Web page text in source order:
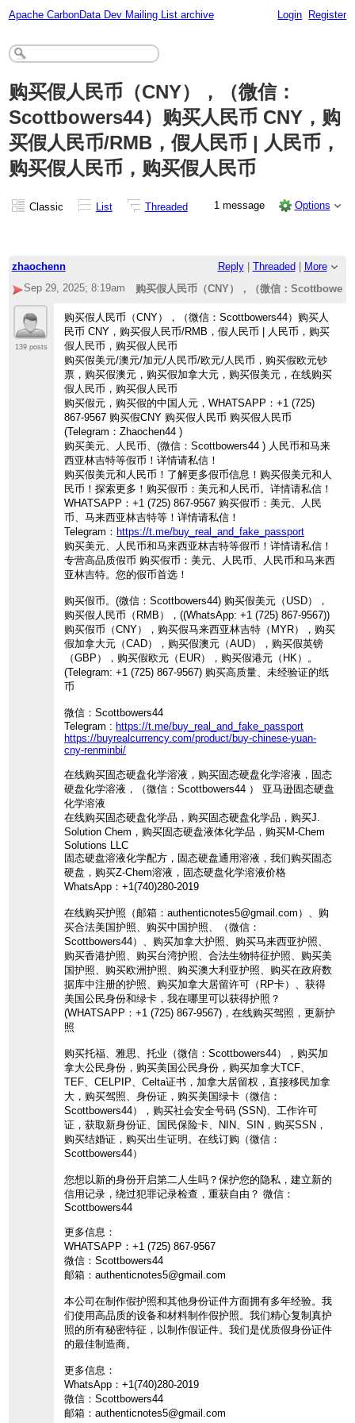
Apache CarbonData Dev Mailing List archive Login Register
购买假人民币（CNY），（微信：
Scottbowers44） 购买人民币 CNY，购
买假人民币/RMB，假人民币 | 人民币，
购买假人民币，购买假人民币
Classic List Threaded 1 message Options
zhaochenn Reply| Threaded
More
Sep 29, 2025; 8:19am
购买假人民币（CNY），（微信：
139 posts
购买假人民币（CNY），（微信：Scottbowers44）购买人
民币 CNY，购买假人民币/RMB，假人民币 | 人民币，购买
假人民币，购买假人民币
购买假美元/澳元/加元/人民币/欧元/人民币，购买假欧元钞
票，购买假澳元，购买假加拿大元，购买假美元，在线购买
假人民币，购买假人民币
购买假元，购买假的中国人元，WHATSAPP：+1 (725)
867-9567 购买假CNY 购买假人民币 购买假人民币
(Telegram：Zhaochen44 )
购买美元、人民币、(微信：Scottbowers44 ) 人民币和马来
西亚林吉特等假币！详情请私信！
购买假美元和人民币！了解更多假币信息！购买假美元和人
民币！探索更多！购买假币：美元和人民币。详情请私信！
WHATSAPP：+1 (725) 867-9567 购买假币：美元、人民
币、马来西亚林吉特等！详情请私信！
Telegram： https://t.me/buy_real_and_fake_passport
购买美元、人民币和马来西亚林吉特等假币！详情请私信！
专营高品质假币 购买假币：美元、人民币、人民币和马来西
亚林吉特。您的假币首选！
购买假币。(微信：Scottbowers44) 购买假美元（USD），
购买假人民币（RMB），((WhatsApp: +1 (725) 867-9567))
购买假币（CNY），购买假马来西亚林吉特（MYR），购买
假加拿大元（CAD），购买假澳元（AUD），购买假英镑
（GBP），购买假欧元（EUR），购买假港元（HK）。
(Telegram: +1 (725) 867-9567) 购买高质量、未经验证的纸
币
微信：Scottbowers44
Telegram : https://t.me/buy_real_and_fake_passport
https://buyrealcurrency.com/product/buy-chinese-yuan-
cny-renminbi/
在线购买固态硬盘化学溶液，购买固态硬盘化学溶液，固态
硬盘化学溶液，（微信：Scottbowers44 ） 亚马逊固态硬盘
化学溶液
在线购买固态硬盘化学品，购买固态硬盘化学品，购买J.
Solution Chem，购买固态硬盘液体化学品，购买M-Chem
Solutions LLC
固态硬盘溶液化学配方，固态硬盘通用溶液，我们购买固态
硬盘，购买Z-Chem溶液，固态硬盘化学溶液价格
WhatsApp：+1(740)280-2019
在线购买护照（邮箱：authenticnotes5@gmail.com）、购
买合法美国护照、购买中国护照、（微信：
Scottbowers44）、购买加拿大护照、购买马来西亚护照、
购买香港护照、购买台湾护照、合法生物特征护照、购买美
国护照、购买欧洲护照、购买澳大利亚护照、购买在政府数
据库中注册的护照、购买加拿大居留许可（RP卡）、获得
美国公民身份和绿卡，我在哪里可以获得护照？
(WHATSAPP：+1 (725) 867-9567)，在线购买驾照，更新护
照
购买托福、雅思、托业（微信：Scottbowers44），购买加
拿大公民身份，购买美国公民身份，购买加拿大TCF、
TEF、CELPIP、Celta证书，加拿大居留权，直接移民加拿
大，购买驾照、身份证，购买美国绿卡（微信：
Scottbowers44），购买社会安全号码 (SSN)、工作许可
证，获取新身份证、国民保险卡、NIN、SIN，购买SSN，
购买结婚证，购买出生证明。在线订购（微信：
Scottbowers44）
您想以新的身份开启第二人生吗？保护您的隐私，建立新的
信用记录，绕过犯罪记录检查，重获自由？ 微信：
Scottbowers44
更多信息：
WHATSAPP：+1 (725) 867-9567
微信：Scottbowers44
邮箱：authenticnotes5@gmail.com
本公司在制作假护照和其他身份证件方面拥有多年经验。我
们使用高品质的设备和材料制作假护照。我们精心复制真护
照的所有秘密特征，以制作假证件。我们是优质假身份证件
的最佳制造商。
更多信息：
WhatsApp：+1(740)280-2019
微信：Scottbowers44
邮箱：authenticnotes5@gmail.com